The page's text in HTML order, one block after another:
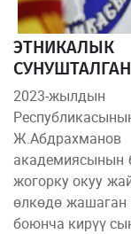
2023-
академиясынын
жогорку окуу
өлкөдө
боюнча кирүү